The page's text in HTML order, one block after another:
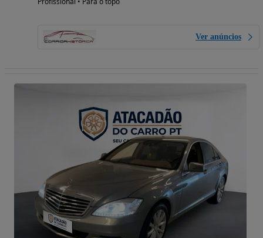
Ver anúncios